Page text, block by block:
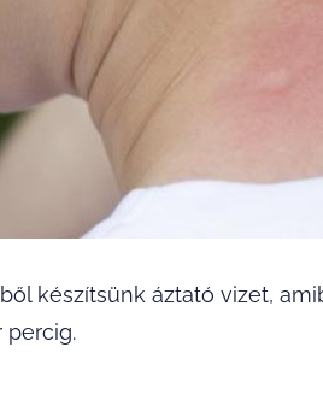
készítsünk áztató vizet,
percig.